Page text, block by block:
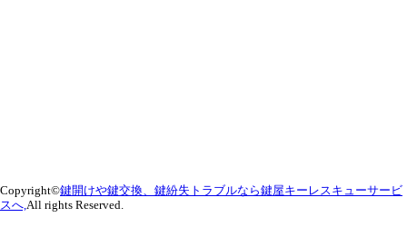
Copyright©鍵開けや鍵交換、鍵紛失トラブルなら鍵屋キーレスキューサービ
スへ,All rights Reserved.